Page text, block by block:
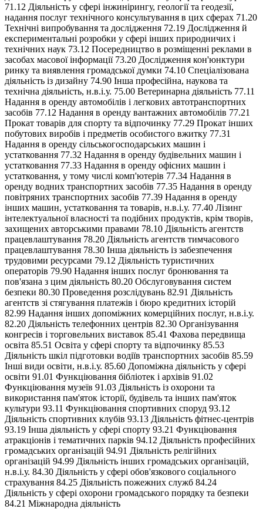
71.12 Діяльність у сфері інжинірингу, геології та геодезії,
надання послуг технічного консультування в цих сферах 71.20
Технічні випробування та дослідження 72.19 Дослідження й
експериментальні розробки у сфері інших природничих і
технічних наук 73.12 Посередництво в розміщенні реклами в
засобах масової інформації 73.20 Дослідження кон'юнктури
ринку та виявлення громадської думки 74.10 Спеціалізована
діяльність із дизайну 74.90 Інша професійна, наукова та
технічна діяльність, н.в.і.у. 75.00 Ветеринарна діяльність 77.11
Надання в оренду автомобілів і легкових автотранспортних
засобів 77.12 Надання в оренду вантажних автомобілів 77.21
Прокат товарів для спорту та відпочинку 77.29 Прокат інших
побутових виробів і предметів особистого вжитку 77.31
Надання в оренду сільськогосподарських машин і
устатковання 77.32 Надання в оренду будівельних машин і
устатковання 77.33 Надання в оренду офісних машин і
устатковання, у тому числі комп'ютерів 77.34 Надання в
оренду водних транспортних засобів 77.35 Надання в оренду
повітряних транспортних засобів 77.39 Надання в оренду
інших машин, устатковання та товарів, н.в.і.у. 77.40 Лізинг
інтелектуальної власності та подібних продуктів, крім творів,
захищених авторськими правами 78.10 Діяльність агентств
працевлаштування 78.20 Діяльність агентств тимчасового
працевлаштування 78.30 Інша діяльність із забезпечення
трудовими ресурсами 79.12 Діяльність туристичних
операторів 79.90 Надання інших послуг бронювання та
пов'язана з цим діяльність 80.20 Обслуговування систем
безпеки 80.30 Проведення розслідувань 82.91 Діяльність
агентств зі стягування платежів і бюро кредитних історій
82.99 Надання інших допоміжних комерційних послуг, н.в.і.у.
82.20 Діяльність телефонних центрів 82.30 Організування
конгресів і торговельних виставок 85.41 Фахова передвища
освіта 85.51 Освіта у сфері спорту та відпочинку 85.53
Діяльність шкіл підготовки водіїв транспортних засобів 85.59
Інші види освіти, н.в.і.у. 85.60 Допоміжна діяльність у сфері
освіти 91.01 Функціювання бібліотек і архівів 91.02
Функціювання музеїв 91.03 Діяльність із охорони та
використання пам'яток історії, будівель та інших пам'яток
культури 93.11 Функціювання спортивних споруд 93.12
Діяльність спортивних клубів 93.13 Діяльність фітнес-центрів
93.19 Інша діяльність у сфері спорту 93.21 Функціювання
атракціонів і тематичних парків 94.12 Діяльність професійних
громадських організацій 94.91 Діяльність релігійних
організацій 94.99 Діяльність інших громадських організацій,
н.в.і.у. 84.30 Діяльність у сфері обов'язкового соціального
страхування 84.25 Діяльність пожежних служб 84.24
Діяльність у сфері охорони громадського порядку та безпеки
84.21 Міжнародна діяльність